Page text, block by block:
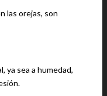
las orejas, son
ya sea a humedad,